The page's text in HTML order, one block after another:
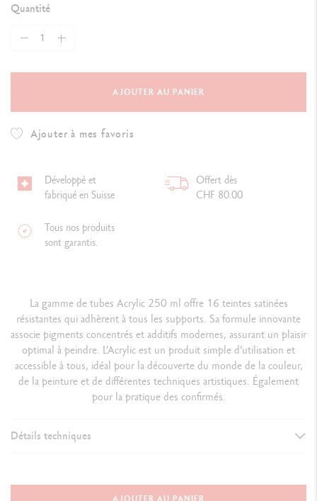
Quantité
AJOUTER AU PANIER
Ajouter à mes favoris
Développé et
fabriqué en Suisse
Offert dès
CHF 80.00
Tous nos produits
sont garantis.
La gamme de tubes Acrylic 250 ml offre 16 teintes satinées
résistantes qui adhèrent à tous les supports. Sa formule innovante
associe pigments concentrés et additifs modernes, assurant un plaisir
optimal à peindre. L’Acrylic est un produit simple d’utilisation et
accessible à tous, idéal pour la découverte du monde de la couleur,
de la peinture et de différentes techniques artistiques. Également
pour la pratique des confirmés.
Détails techniques
Format 250 ml